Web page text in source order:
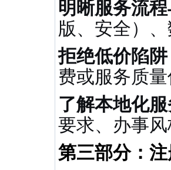
明晰服务流
版、安全）
拒绝低价陷阱
费或服务质
了解本地化
要求、办事
第三部分：